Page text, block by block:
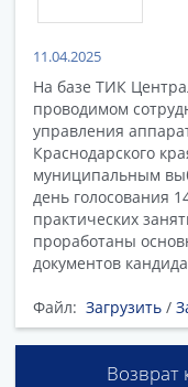
11.04.2025
На базе ТИК
проводимом
управления
Краснодарского
муниципальным
день голосования
практических
проработаны
документов
Файл: Загрузить /
Возврат